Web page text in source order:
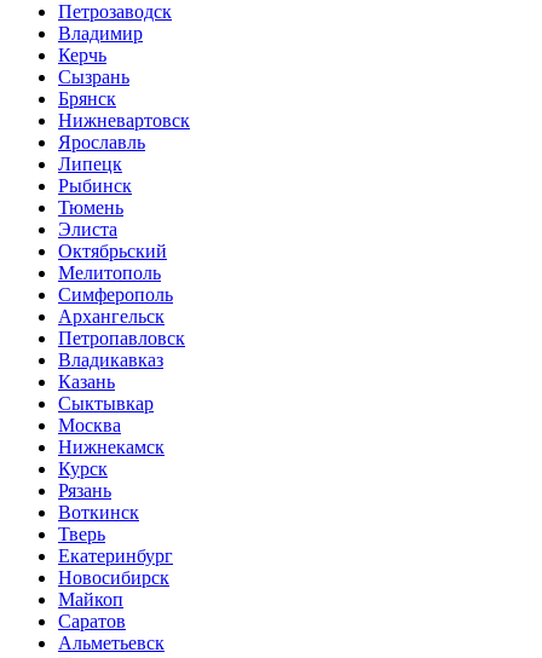
Петрозаводск
Владимир
Керчь
Сызрань
Брянск
Нижневартовск
Ярославль
Липецк
Рыбинск
Тюмень
Элиста
Октябрьский
Мелитополь
Симферополь
Архангельск
Петропавловск
Владикавказ
Казань
Сыктывкар
Москва
Нижнекамск
Курск
Рязань
Воткинск
Тверь
Екатеринбург
Новосибирск
Майкоп
Саратов
Альметьевск